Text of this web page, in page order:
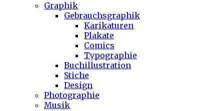
Graphik
Gebrauchsgraphik
Karikaturen
Plakate
Comics
Typographie
Buchillustration
Stiche
Design
Photographie
Musik